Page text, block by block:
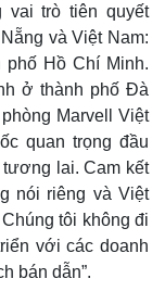
vai trò tiên quyết
và Việt Nam:
phố Hồ Chí Minh.
ở thành phố Đà
Marvell Việt
quan trọng đầu
lai. Cam kết
nói riêng và Việt
tôi không đi
với các doanh
bán dẫn”.